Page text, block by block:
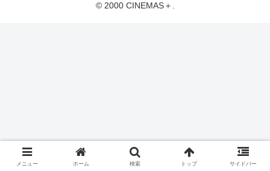
© 2000 CINEMAS＋.
メニュー ホーム 検索 トップ サイドバー